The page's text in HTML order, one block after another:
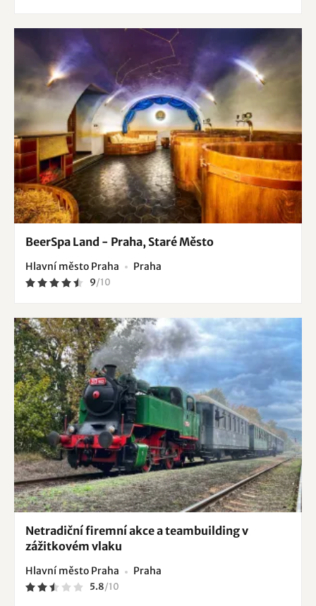
BeerSpa Land - Praha, Staré Město
Hlavní město Praha Praha
9/10
Netradiční firemní akce a teambuilding v
zážitkovém vlaku
Hlavní město Praha Praha
5.8/10